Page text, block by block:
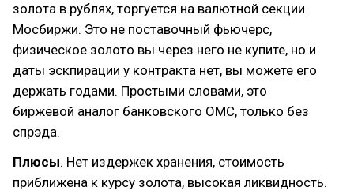
золота в рублях, торгуется на валютной секции
Мосбиржи. Это не поставочный фьючерс,
физическое золото вы через него не купите, но и
даты эскпирации у контракта нет, вы можете его
держать годами. Простыми словами, это
биржевой аналог банковского ОМС, только без
спрэда.
Плюсы. Нет издержек хранения, стоимость
приближена к курсу золота, высокая ликвидность.